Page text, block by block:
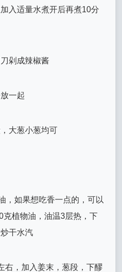
入适量水煮开后再煮10分
剁成辣椒酱
一起
大葱小葱均可
，如果想吃香一点的，可以
克植物油，油温3层热，下
干水汽
右，加入姜末，葱段，下醪